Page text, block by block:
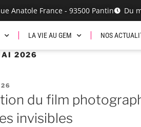
Anatole France - 93500 Pantin Du
LA VIE AU GEM NOS
2026
du film
invisibles